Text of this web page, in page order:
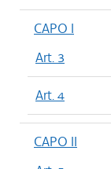
CAPO I
Art. 3
Art. 4
CAPO II